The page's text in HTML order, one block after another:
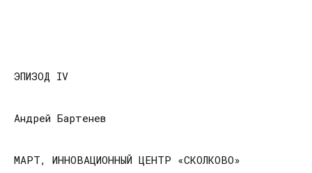
ЭПИЗОД IV
Андрей Бартенев
МАРТ, ИННОВАЦИОННЫЙ ЦЕНТР «СКОЛКОВО»